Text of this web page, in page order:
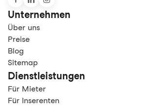
Unternehmen
Über uns
Preise
Blog
Sitemap
Dienstleistungen
Für Mieter
Für Inserenten